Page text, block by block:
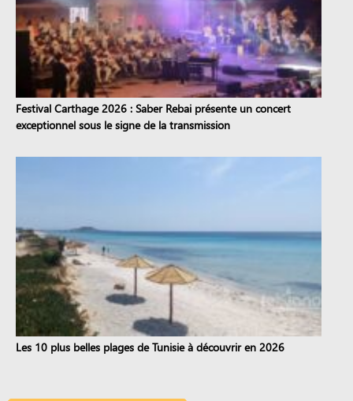
Festival Carthage 2026 : Saber Rebai présente un concert
exceptionnel sous le signe de la transmission
Les 10 plus belles plages de Tunisie à découvrir en 2026